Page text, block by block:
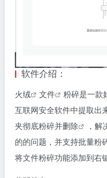
软件介绍：
火绒 文件
粉碎是一款
互联网安全软件中提取出
夹彻底粉碎并删除
，
的的问题，并支持批量粉
将文件粉碎功能添加到右